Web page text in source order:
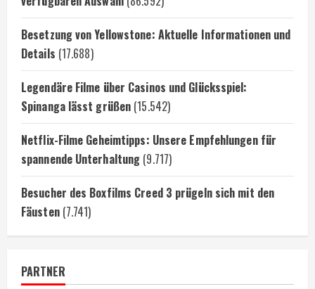
Besetzung von Yellowstone: Aktuelle Informationen und
Details (17.688)
Legendäre Filme über Casinos und Glücksspiel:
Spinanga lässt grüßen (15.542)
Netflix-Filme Geheimtipps: Unsere Empfehlungen für
spannende Unterhaltung (9.717)
Besucher des Boxfilms Creed 3 prügeln sich mit den
Fäusten (7.741)
PARTNER